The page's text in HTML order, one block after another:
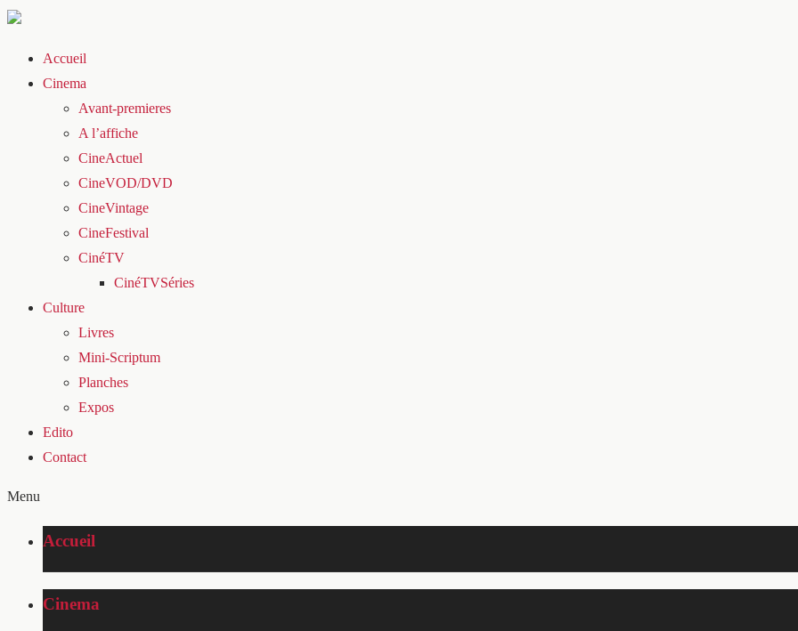
Accueil
Cinema
Avant-premieres
A l’affiche
CineActuel
CineVOD/DVD
CineVintage
CineFestival
CinéTV
CinéTVSéries
Culture
Livres
Mini-Scriptum
Planches
Expos
Edito
Contact
Menu
Accueil
Cinema